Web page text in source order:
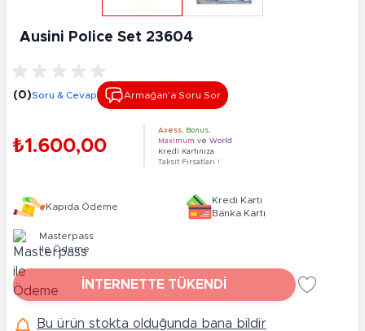
Ausini Police Set 23604
(0)Soru & Cevap Armağan’a Soru Sor
₺1.600,00
Axess Bonus
Maximum ve World
Kredi Kartınıza
Taksit Fırsatları !
Kapıda Ödeme
Kredi Kartı
Banka Kartı
Masterpass
ile Ödeme
İNTERNETTE TÜKENDİ
Bu ürün stokta olduğunda bana bildir